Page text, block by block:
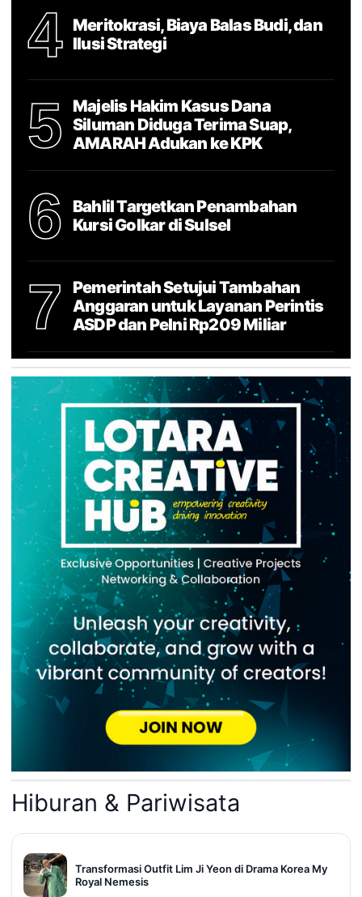
4
Meritokrasi, Biaya Balas Budi, dan
Ilusi Strategi
5
Majelis Hakim Kasus Dana
Siluman Diduga Terima Suap,
AMARAH Adukan ke KPK
6
Bahlil Targetkan Penambahan
Kursi Golkar di Sulsel
7
Pemerintah Setujui Tambahan
Anggaran untuk Layanan Perintis
ASDP dan Pelni Rp209 Miliar
Hiburan & Pariwisata
Transformasi Outfit Lim Ji Yeon di Drama Korea My
Royal Nemesis